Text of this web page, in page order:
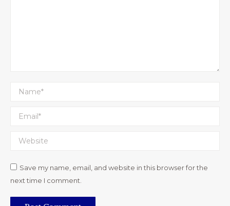
Name *
Email *
Website
Save my name, email, and website in this browser for the
next time I comment.